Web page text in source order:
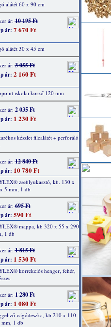
alátét 60 x 90 cm
ár:10 195 Ft
ár: 7 670 Ft
alátét 30 x 45 cm
ár:3 055 Ft
ár: 2 160 Ft
iskolai körző 120 mm
ár:2 035 Ft
ár: 1 230 Ft
készlet filcalátét + perforáló
ár:12 840 Ft
ár: 10 780 Ft
zseblyukasztó, kb. 130 x
5 mm, 1 db
ár:695 Ft
ár: 590 Ft
mappa, kb 320 x 55 x 290
1 db
ár:1 815 Ft
ár: 1 530 Ft
korrekciós henger, fehér,
ár:1 280 Ft
ár: 1 080 Ft
vágódeszka, kb 210 x 110
1 db